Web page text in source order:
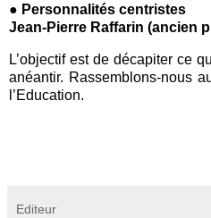
● Personnalités centristes
Jean-Pierre Raffarin (ancien
L’objectif est de décapiter ce
anéantir. Rassemblons-nous
l’Education.
Editeur